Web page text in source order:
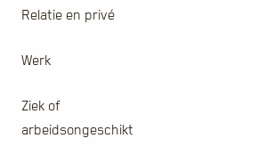
Relatie en privé
Werk
Ziek of
arbeidsongeschikt